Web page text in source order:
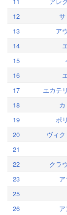
12
13
ア
14
15
16
17
エカテ
18
19
ポ
20
ヴィ
21
22
クラ
23
25
26